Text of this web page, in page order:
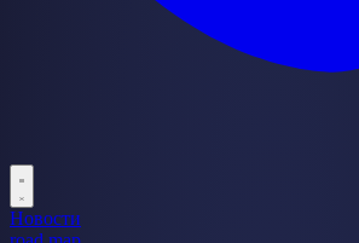
Новости